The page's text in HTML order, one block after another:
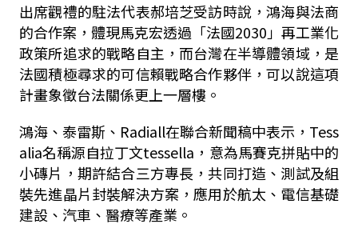
出席觀禮的駐法代表郝培芝受訪時說，鴻海與法商
的合作案，體現馬克宏透過「法國2030」再工業化
政策所追求的戰略自主，而台灣在半導體領域，是
法國積極尋求的可信賴戰略合作夥伴，可以說這項
計畫象徵台法關係更上一層樓。
鴻海、泰雷斯、Radiall在聯合新聞稿中表示，Tess
alia名稱源自拉丁文tessella，意為馬賽克拼貼中的
小磚片，期許結合三方專長，共同打造、測試及組
裝先進晶片封裝解決方案，應用於航太、電信基礎
建設、汽車、醫療等產業。